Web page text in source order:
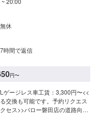
休
時間で返信
円〜
ゲージレス車工賃：3,300円〜<<
交換も可能です。予約リクエス
セス>>バロー磐田店の道路向か